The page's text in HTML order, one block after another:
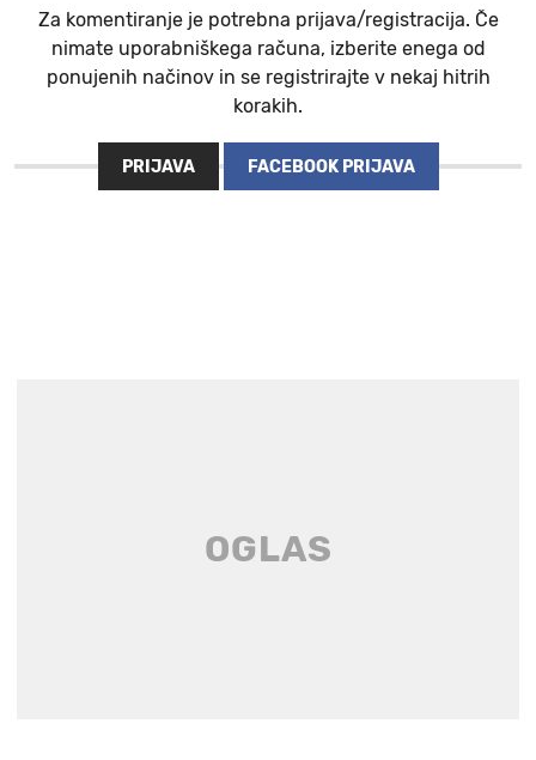
Za komentiranje je potrebna prijava/registracija. Če
nimate uporabniškega računa, izberite enega od
ponujenih načinov in se registrirajte v nekaj hitrih
korakih.
PRIJAVA FACEBOOK PRIJAVA